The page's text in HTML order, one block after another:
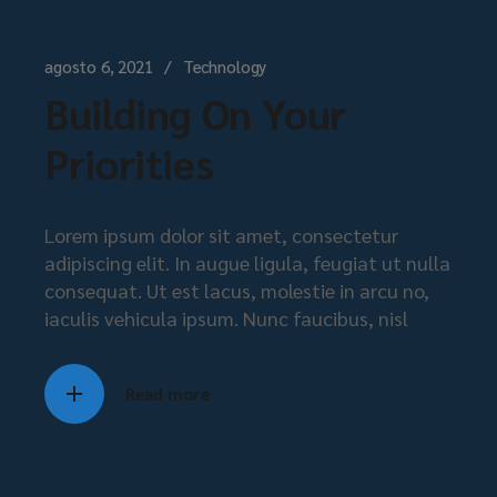
agosto 6, 2021 Technology
Building On Your
Priorities
Lorem ipsum dolor sit amet, consectetur
adipiscing elit. In augue ligula, feugiat ut nulla
consequat. Ut est lacus, molestie in arcu no,
iaculis vehicula ipsum. Nunc faucibus, nisl
Read more